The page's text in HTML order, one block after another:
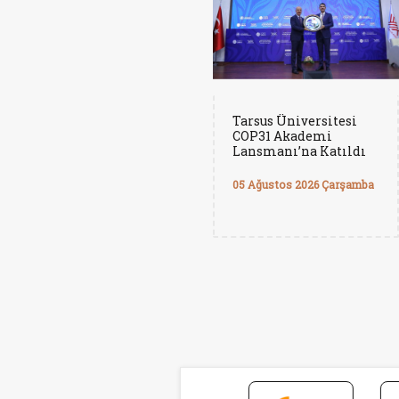
Tarsus Üniversitesi
COP31 Akademi
Lansmanı’na Katıldı
05 Ağustos 2026 Çarşamba